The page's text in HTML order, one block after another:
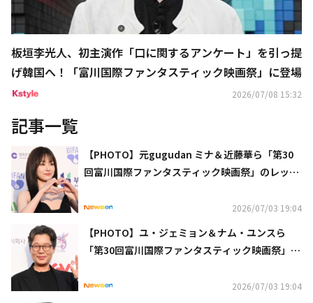
板垣李光人、初主演作「口に関するアンケート」を引っ提
げ韓国へ！「富川国際ファンタスティック映画祭」に登場
2026/07/08 15:32
記事一覧
【PHOTO】元gugudan ミナ＆近藤華ら「第30
回富川国際ファンタスティック映画祭」のレッド
2026/07/03 19:04
【PHOTO】ユ・ジェミョン＆ナム・ユンスら
「第30回富川国際ファンタスティック映画祭」の
2026/07/03 19:04